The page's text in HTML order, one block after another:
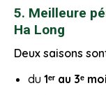
5. Meilleure
Ha Long
Deux saisons
du 1ᵉʳ au 3ᵉ